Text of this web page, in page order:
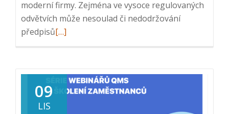
moderní firmy. Zejména ve vysoce regulovaných
odvětvích může nesoulad či nedodržování
předpisůRead
snídaně:
Dodržování
[…]
09
LIS